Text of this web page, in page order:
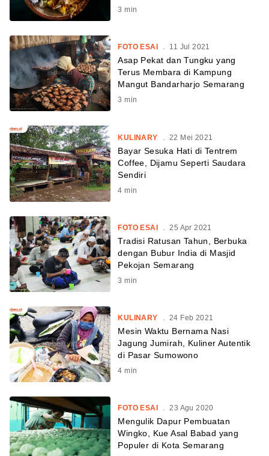
3 min
FOTO ESAI . 11 Jul 2021
Asap Pekat dan Tungku yang
Terus Membara di Kampung
Mangut Bandarharjo Semarang
3 min
KULINARY 22 Mei 2021
Bayar Sesuka Hati di Tentrem
Coffee, Dijamu Seperti Saudara
Sendiri
4 min
FOTO ESAI 25 Apr 2021
Tradisi Ratusan Tahun, Berbuka
dengan Bubur India di Masjid
Pekojan Semarang
3 min
KULINARY . 24 Feb 2021
Mesin Waktu Bernama Nasi
Jagung Jumirah, Kuliner Autentik
di Pasar Sumowono
4 min
FOTO ESAI . 23 Agu 2020
Mengulik Dapur Pembuatan
Wingko, Kue Asal Babad yang
Populer di Kota Semarang